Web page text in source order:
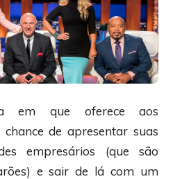
em que oferece aos
de apresentar suas
empresários (que são
e sair de lá com um